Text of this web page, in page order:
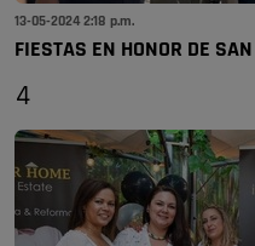
13-05-2024 2:18 p.m.
FIESTAS EN HONOR DE SAN
4